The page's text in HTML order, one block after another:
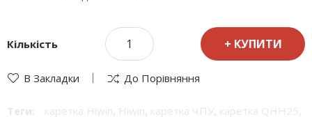
Кількість КУПИТИ
В Закладки До Порівняння
Теги: каретка Hiwin, Hiwin, каретка ЧПУ , каретка QHH25,